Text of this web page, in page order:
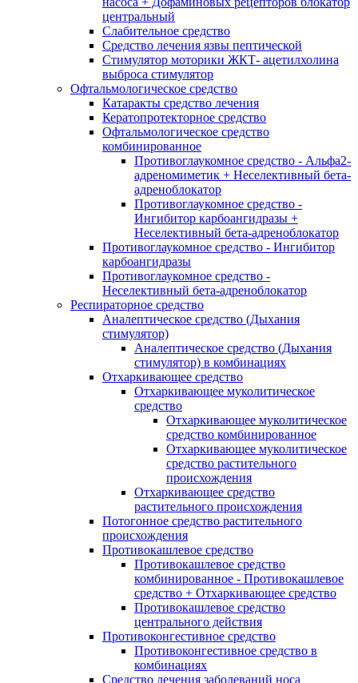
центральный
Слабительное средство
Средство лечения язвы пептической
Стимулятор моторики ЖКТ- ацетилхолина
выброса стимулятор
Офтальмологическое средство
Катаракты средство лечения
Кератопротекторное средство
Офтальмологическое средство
комбинированное
Противоглаукомное средство - Альфа2-
адреномиметик + Неселективный бета-
адреноблокатор
Противоглаукомное средство -
Ингибитор карбоангидразы +
Неселективный бета-адреноблокатор
Противоглаукомное средство - Ингибитор
карбоангидразы
Противоглаукомное средство -
Неселективный бета-адреноблокатор
Респираторное средство
Аналептическое средство (Дыхания
стимулятор)
Аналептическое средство (Дыхания
стимулятор) в комбинациях
Отхаркивающее средство
Отхаркивающее муколитическое
средство
Отхаркивающее муколитическое
средство комбинированное
Отхаркивающее муколитическое
средство растительного
происхождения
Отхаркивающее средство
растительного происхождения
Потогонное средство растительного
происхождения
Противокашлевое средство
Противокашлевое средство
комбинированное - Противокашлевое
средство + Отхаркивающее средство
Противокашлевое средство
центрального действия
Противоконгестивное средство
Противоконгестивное средство в
комбинациях
Средство лечения заболеваний носа